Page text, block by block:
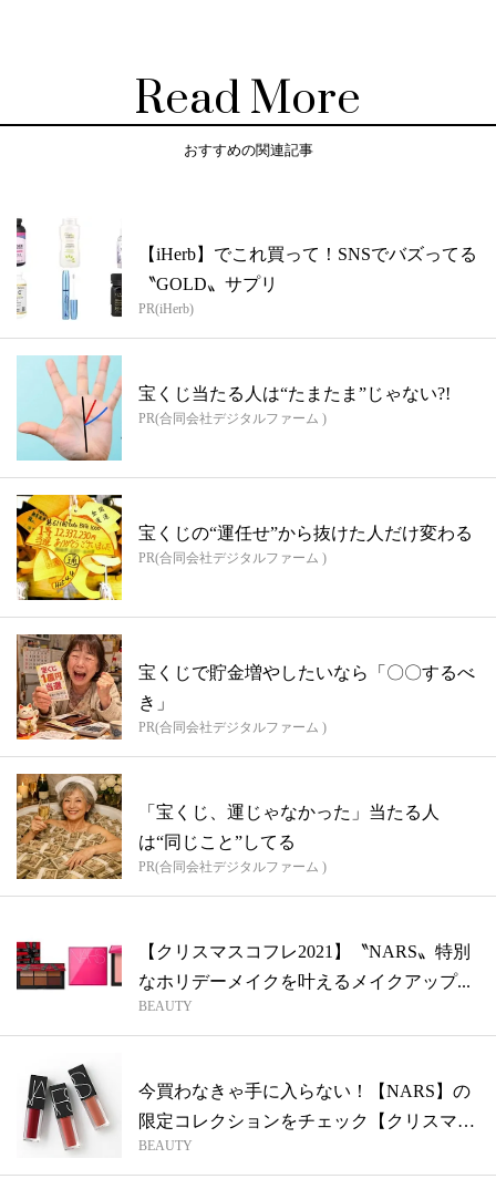
Read More
おすすめの関連記事
【iHerb】でこれ買って！SNSでバズってる
〝GOLD〟サプリ
PR(iHerb)
宝くじ当たる人は“たまたま”じゃない?!
PR(合同会社デジタルファーム )
宝くじの“運任せ”から抜けた人だけ変わる
PR(合同会社デジタルファーム )
宝くじで貯金増やしたいなら「〇〇するべ
き」
PR(合同会社デジタルファーム )
「宝くじ、運じゃなかった」当たる人
は“同じこと”してる
PR(合同会社デジタルファーム )
【クリスマスコフレ2021】〝NARS〟特別
なホリデーメイクを叶えるメイクアップ...
BEAUTY
今買わなきゃ手に入らない！【NARS】の
限定コレクションをチェック【クリスマス
コ...
BEAUTY